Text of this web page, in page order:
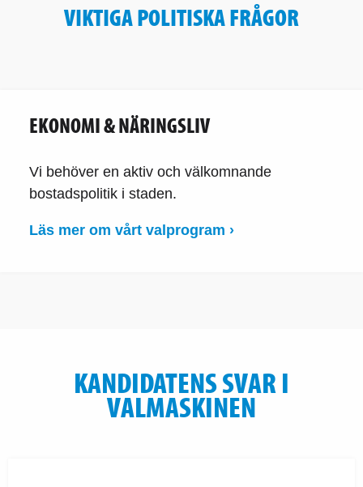
VIKTIGA POLITISKA FRÅGOR
EKONOMI & NÄRINGSLIV
Vi behöver en aktiv och välkomnande
bostadspolitik i staden.
Läs mer om vårt valprogram ›
KANDIDATENS SVAR I
VALMASKINEN